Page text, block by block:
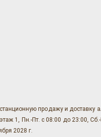
продажу и доставку
1, Пн.-Пт. с 08:00 до 23:00,
2028 г.